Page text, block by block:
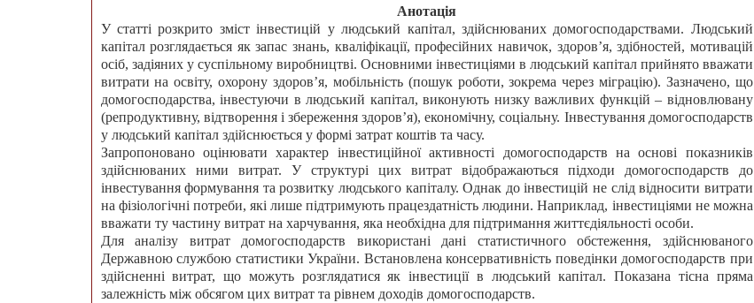
Анотація
У статті розкрито зміст інвестицій у людський капітал, здійснюваних домогосподарствами. Людський
капітал розглядається як запас знань, кваліфікації, професійних навичок, здоров’я, здібностей, мотивацій
осіб, задіяних у суспільному виробництві. Основними інвестиціями в людський капітал прийнято вважати
витрати на освіту, охорону здоров’я, мобільність (пошук роботи, зокрема через міграцію). Зазначено, що
домогосподарства, інвестуючи в людський капітал, виконують низку важливих функцій – відновлювану
(репродуктивну, відтворення і збереження здоров’я), економічну, соціальну. Інвестування домогосподарств
у людський капітал здійснюється у формі затрат коштів та часу.
Запропоновано оцінювати характер інвестиційної активності домогосподарств на основі показників
здійснюваних ними витрат. У структурі цих витрат відображаються підходи домогосподарств до
інвестування формування та розвитку людського капіталу. Однак до інвестицій не слід відносити витрати
на фізіологічні потреби, які лише підтримують працездатність людини. Наприклад, інвестиціями не можна
вважати ту частину витрат на харчування, яка необхідна для підтримання життєдіяльності особи.
Для аналізу витрат домогосподарств використані дані статистичного обстеження, здійснюваного
Державною службою статистики України. Встановлена консервативність поведінки домогосподарств при
здійсненні витрат, що можуть розглядатися як інвестиції в людський капітал. Показана тісна пряма
залежність між обсягом цих витрат та рівнем доходів домогосподарств.